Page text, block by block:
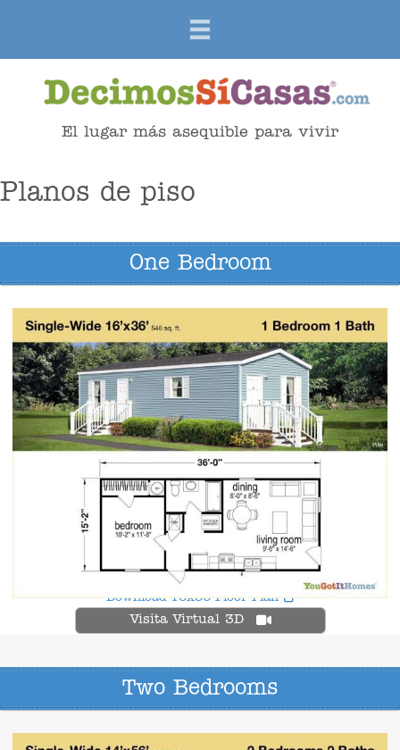
El lugar más asequible para vivir
Planos de piso
One Bedroom
Download 16x36 Floor Plan
Visita Virtual 3D
Two Bedrooms